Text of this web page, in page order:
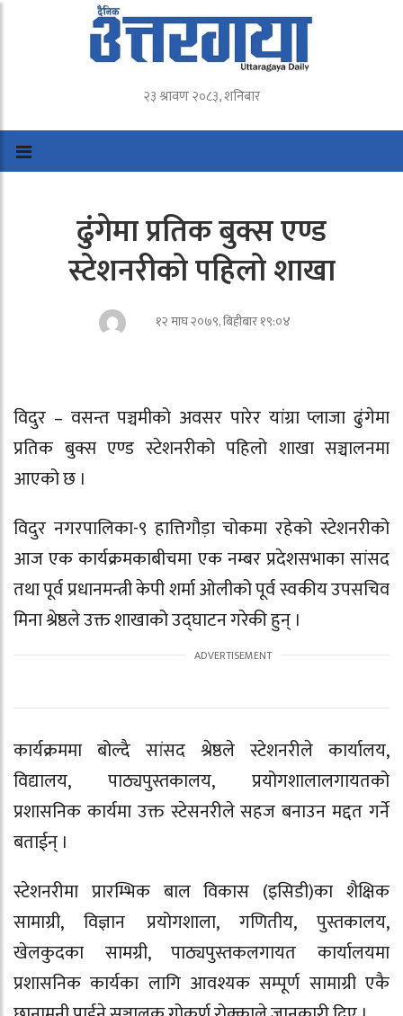
२३ श्रावण २०८३, शनिबार
ढुंगेमा प्रतिक बुक्स एण्ड
स्टेशनरीको पहिलो शाखा
१२ माघ २०७९, बिहीबार १९:०४
विदुर – वसन्त पञ्चमीको अवसर पारेर यांग्रा प्लाजा ढुंगेमा
प्रतिक बुक्स एण्ड स्टेशनरीको पहिलो शाखा सञ्चालनमा
आएको छ ।
विदुर नगरपालिका-९ हात्तिगौड़ा चोकमा रहेको स्टेशनरीको
आज एक कार्यक्रमकाबीचमा एक नम्बर प्रदेशसभाका सांसद
तथा पूर्व प्रधानमन्त्री केपी शर्मा ओलीको पूर्व स्वकीय उपसचिव
मिना श्रेष्ठले उक्त शाखाको उद्घाटन गरेकी हुन् ।
कार्यक्रममा बोल्दै सांसद श्रेष्ठले स्टेशनरीले कार्यालय,
विद्यालय, पाठ्यपुस्तकालय, प्रयोगशालालगायतको
प्रशासनिक कार्यमा उक्त स्टेसनरीले सहज बनाउन मद्दत गर्ने
बताईन् ।
स्टेशनरीमा प्रारम्भिक बाल विकास (इसिडी)का शैक्षिक
सामाग्री, विज्ञान प्रयोगशाला, गणितीय, पुस्तकालय,
खेलकुदका सामग्री, पाठ्यपुस्तकलगायत कार्यालयमा
प्रशासनिक कार्यका लागि आवश्यक सम्पूर्ण सामाग्री एकै